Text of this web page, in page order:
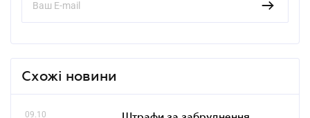
Схожі новини
09.10